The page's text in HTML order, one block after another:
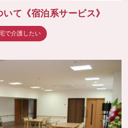
て《宿泊系サービス》
で介護したい